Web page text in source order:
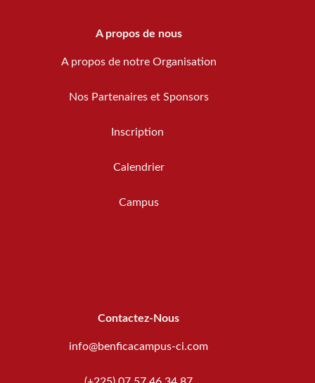
A propos de nous
A propos de notre Organisation
Nos Partenaires et Sponsors
Inscription
Calendrier
Campus
Contactez-Nous
info@benficacampus-ci.com